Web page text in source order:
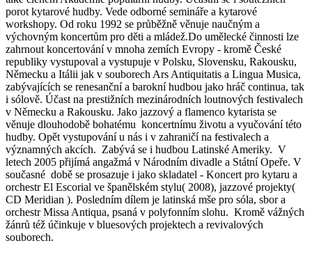
porot kytarové hudby. Vede odborné semináře a kytarové
workshopy. Od roku 1992 se průběžně věnuje naučným a
výchovným koncertům pro děti a mládež.Do umělecké činnosti lze
zahrnout koncertování v mnoha zemích Evropy - kromě České
republiky vystupoval a vystupuje v Polsku, Slovensku, Rakousku,
Německu a Itálii jak v souborech Ars Antiquitatis a Lingua Musica,
zabývajících se renesanční a barokní hudbou jako hráč continua, tak
i sólově. Účast na prestižních mezinárodních loutnových festivalech
v Německu a Rakousku. Jako jazzový a flamenco kytarista se
věnuje dlouhodobě bohatému koncertnímu životu a vyučování této
hudby. Opět vystupování u nás i v zahraničí na festivalech a
významných akcích. Zabývá se i hudbou Latinské Ameriky. V
letech 2005 přijímá angažmá v Národním divadle a Státní Opeře. V
současné době se prosazuje i jako skladatel - Koncert pro kytaru a
orchestr El Escorial ve španělském stylu( 2008), jazzové projekty(
CD Meridian ). Posledním dílem je latinská mše pro sóla, sbor a
orchestr Missa Antiqua, psaná v polyfonním slohu. Kromě vážných
žánrů též účinkuje v bluesových projektech a revivalových
souborech.